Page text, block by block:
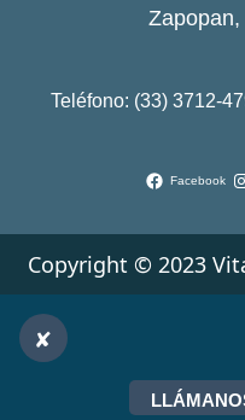
Teléfono: (33) 3712-
Facebook
Copyright © 2023